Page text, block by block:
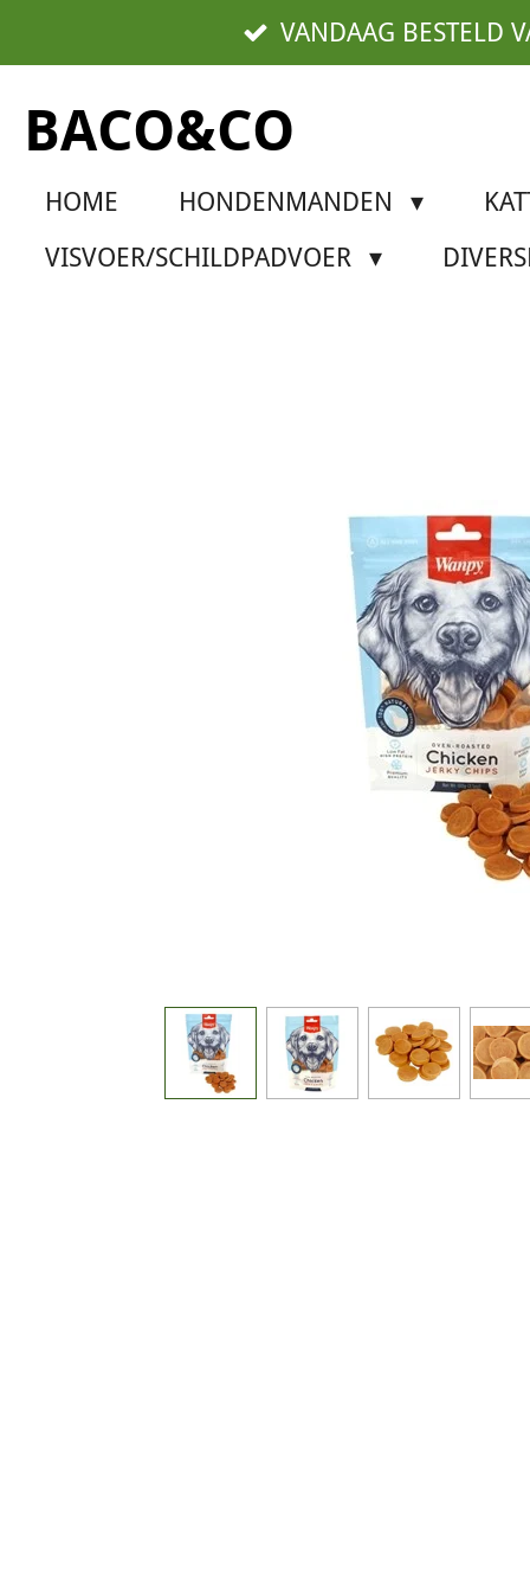
direct
naar
de
hoofdinhoud
VANDAAG BESTELD
BACO&CO
HOME HONDENMANDEN
VISVOER/SCHILDPADVOER